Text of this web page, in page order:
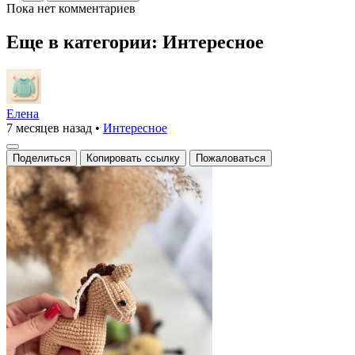
Пока нет комментариев
Еще в категории: Интересное
Елена
7 месяцев назад • Интересное
Поделиться Копировать ссылку Пожаловаться